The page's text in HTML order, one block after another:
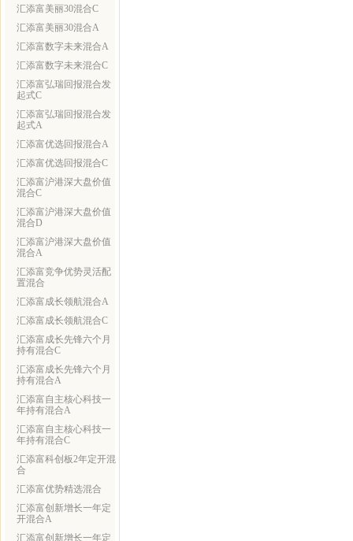
汇添富美丽30混合C
汇添富美丽30混合A
汇添富数字未来混合A
汇添富数字未来混合C
汇添富弘瑞回报混合发
起式C
汇添富弘瑞回报混合发
起式A
汇添富优选回报混合A
汇添富优选回报混合C
汇添富沪港深大盘价值
混合C
汇添富沪港深大盘价值
混合D
汇添富沪港深大盘价值
混合A
汇添富竞争优势灵活配
置混合
汇添富成长领航混合A
汇添富成长领航混合C
汇添富成长先锋六个月
持有混合C
汇添富成长先锋六个月
持有混合A
汇添富自主核心科技一
年持有混合A
汇添富自主核心科技一
年持有混合C
汇添富科创板2年定开混
合
汇添富优势精选混合
汇添富创新增长一年定
开混合A
汇添富创新增长一年定